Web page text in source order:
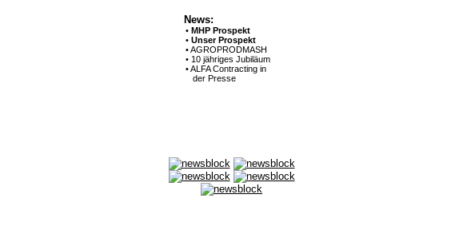
News:
• MHP Prospekt
• Unser Prospekt
• AGROPRODMASH
• 10 jähriges Jubiläum
• ALFA Contracting in
der Presse